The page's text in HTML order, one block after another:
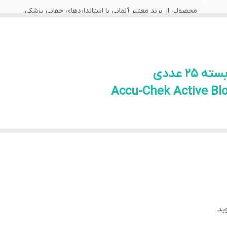
محصولی از برند معتبر آلمانی با استانداردهای جهانی پزشکی.
عددی
Accu-Chek Active
به گزینه‌ای محبوب برای بیماران دیابتی، سالمندان و مصرف